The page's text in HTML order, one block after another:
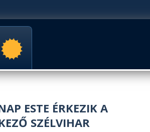
ESTE ÉRKEZIK A
SZÉLVIHAR